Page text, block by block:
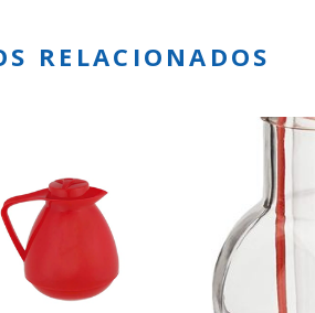
RELACIONADOS